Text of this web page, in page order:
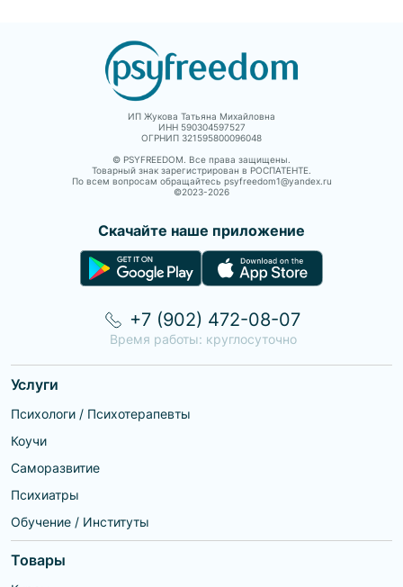
ИП Жукова Татьяна Михайловна
ИНН 590304597527
ОГРНИП 321595800096048
© PSYFREEDOM. Все права защищены.
Товарный знак зарегистрирован в РОСПАТЕНТЕ.
По всем вопросам обращайтесь psyfreedom1@yandex.ru
©2023-2026
Скачайте наше приложение
Услуги
Психологи / Психотерапевты
Коучи
Саморазвитие
Психиатры
Обучение / Институты
Товары
+7 (902) 472-08-07
Время работы: круглосуточно